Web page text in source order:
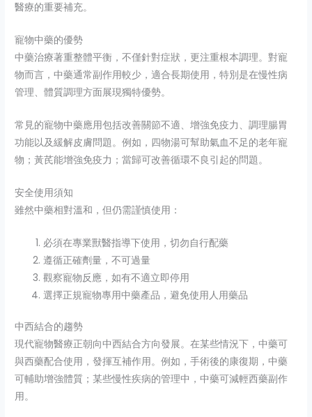
醫療的重要補充。
寵物中藥的優勢
中藥治療著重整體平衡，不僅針對症狀，更注重根本調理。對寵
物而言，中藥通常副作用較少，適合長期使用，特別是在慢性病
管理、體質調理方面展現獨特優勢。
常見的寵物中藥應用包括改善關節不適、增強免疫力、調理腸胃
功能以及緩解皮膚問題。例如，四物湯可幫助氣血不足的老年寵
物；黃芪能增強免疫力；當歸可改善循環不良引起的問題。
安全使用須知
雖然中藥相對溫和，但仍需謹慎使用：
必須在專業獸醫指導下使用，切勿自行配藥
遵循正確劑量，不可過量
觀察寵物反應，如有不適立即停用
選擇正規寵物專用中藥產品，避免使用人用藥品
中西結合的趨勢
現代寵物醫療正朝向中西結合方向發展。在某些情況下，中藥可
與西藥配合使用，發揮互補作用。例如，手術後的康復期，中藥
可輔助增強體質；某些慢性疾病的管理中，中藥可減輕西藥副作
用。